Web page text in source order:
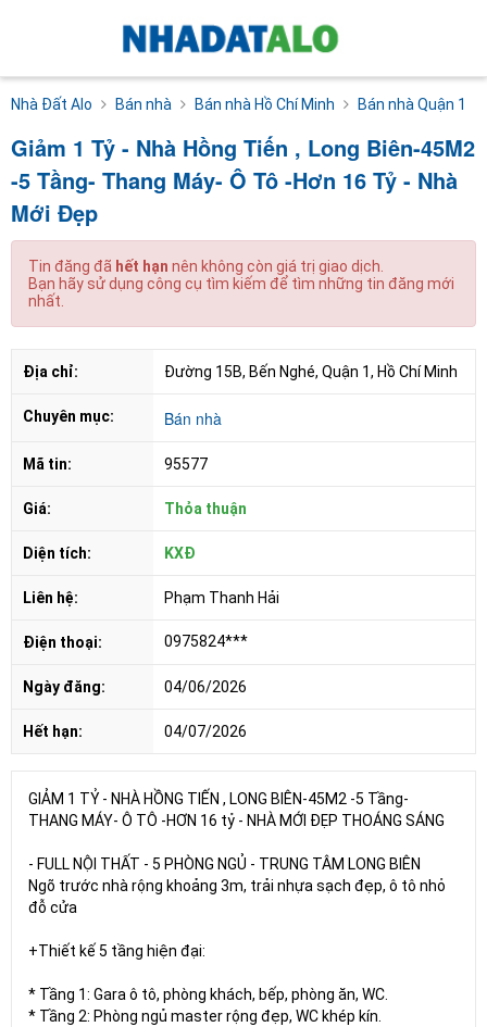
Nhà Đất Alo Bán nhà Bán nhà Hồ Chí Minh Bán nhà Quận 1
Giảm 1 Tỷ - Nhà Hồng Tiến , Long Biên-45M2
-5 Tầng- Thang Máy- Ô Tô -Hơn 16 Tỷ - Nhà
Mới Đẹp
Tin đăng đã hết hạn nên không còn giá trị giao dịch.
Bạn hãy sử dụng công cụ tìm kiếm để tìm những tin đăng mới
nhất.
Địa chỉ: Đường 15B, Bến Nghé, Quận 1, Hồ Chí Minh
Chuyên mục: Bán nhà
Mã tin: 95577
Giá: Thỏa thuận
Diện tích: KXĐ
Liên hệ: Phạm Thanh Hải
Điện thoại: 0975824***
Ngày đăng: 04/06/2026
Hết hạn: 04/07/2026
GIẢM 1 TỶ - NHÀ HỒNG TIẾN , LONG BIÊN-45M2 -5 Tầng-
THANG MÁY- Ô TÔ -HƠN 16 tỷ - NHÀ MỚI ĐẸP THOÁNG SÁNG
- FULL NỘI THẤT - 5 PHÒNG NGỦ - TRUNG TÂM LONG BIÊN
Ngõ trước nhà rộng khoảng 3m, trải nhựa sạch đẹp, ô tô nhỏ
đỗ cửa
+Thiết kế 5 tầng hiện đại:
* Tầng 1: Gara ô tô, phòng khách, bếp, phòng ăn, WC.
* Tầng 2: Phòng ngủ master rộng đẹp, WC khép kín.